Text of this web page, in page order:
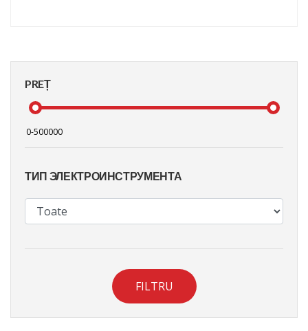
PREȚ
ТИП ЭЛЕКТРОИНСТРУМЕНТА
FILTRU